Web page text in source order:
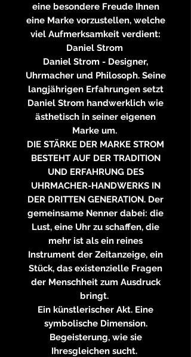
eine besondere Freude Ihnen
eine Marke vorzustellen, welche
viel Aufmerksamkeit verdient:
Daniel Strom
Daniel Strom - Designer,
Uhrmacher und Philosoph. Seine
langjährigen Erfahrungen setzt
Daniel Strom handwerklich wie
ästhetisch in seiner eigenen
Marke um.
DIE STÄRKE DER MARKE STROM
BESTEHT AUF DER TRADITION
UND ERFAHRUNG DES
UHRMACHER-HANDWERKS IN
DER DRITTEN GENERATION. Der
gemeinsame Nenner dabei: die
Lust, eine Uhr zu schaffen, die
mehr ist als ein reines
Instrument der Zeitanzeige, ein
Stück, das existenzielle Fragen
der Menschheit zum Ausdruck
bringt.
Ein künstlerischer Akt. Eine
symbolische Dimension.
Begeisterung, wie sie
Ihresgleichen sucht.